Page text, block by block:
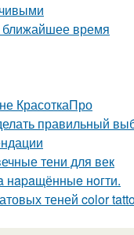
ближайшее время
КрасоткаПро
правильный
тени для век
нapaщённыe нoгти.
теней color